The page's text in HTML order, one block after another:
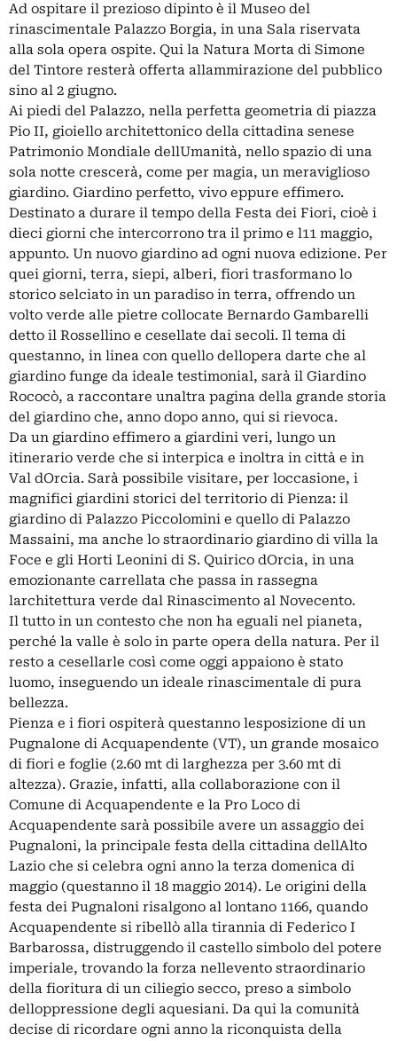
Ad ospitare il prezioso dipinto è il Museo del
rinascimentale Palazzo Borgia, in una Sala riservata
alla sola opera ospite. Qui la Natura Morta di Simone
del Tintore resterà offerta allammirazione del pubblico
sino al 2 giugno.
Ai piedi del Palazzo, nella perfetta geometria di piazza
Pio II, gioiello architettonico della cittadina senese
Patrimonio Mondiale dellUmanità, nello spazio di una
sola notte crescerà, come per magia, un meraviglioso
giardino. Giardino perfetto, vivo eppure effimero.
Destinato a durare il tempo della Festa dei Fiori, cioè i
dieci giorni che intercorrono tra il primo e l11 maggio,
appunto. Un nuovo giardino ad ogni nuova edizione. Per
quei giorni, terra, siepi, alberi, fiori trasformano lo
storico selciato in un paradiso in terra, offrendo un
volto verde alle pietre collocate Bernardo Gambarelli
detto il Rossellino e cesellate dai secoli. Il tema di
questanno, in linea con quello dellopera darte che al
giardino funge da ideale testimonial, sarà il Giardino
Rococò, a raccontare unaltra pagina della grande storia
del giardino che, anno dopo anno, qui si rievoca.
Da un giardino effimero a giardini veri, lungo un
itinerario verde che si interpica e inoltra in città e in
Val dOrcia. Sarà possibile visitare, per loccasione, i
magnifici giardini storici del territorio di Pienza: il
giardino di Palazzo Piccolomini e quello di Palazzo
Massaini, ma anche lo straordinario giardino di villa la
Foce e gli Horti Leonini di S. Quirico dOrcia, in una
emozionante carrellata che passa in rassegna
larchitettura verde dal Rinascimento al Novecento.
Il tutto in un contesto che non ha eguali nel pianeta,
perché la valle è solo in parte opera della natura. Per il
resto a cesellarle così come oggi appaiono è stato
luomo, inseguendo un ideale rinascimentale di pura
bellezza.
Pienza e i fiori ospiterà questanno lesposizione di un
Pugnalone di Acquapendente (VT), un grande mosaico
di fiori e foglie (2.60 mt di larghezza per 3.60 mt di
altezza). Grazie, infatti, alla collaborazione con il
Comune di Acquapendente e la Pro Loco di
Acquapendente sarà possibile avere un assaggio dei
Pugnaloni, la principale festa della cittadina dellAlto
Lazio che si celebra ogni anno la terza domenica di
maggio (questanno il 18 maggio 2014). Le origini della
festa dei Pugnaloni risalgono al lontano 1166, quando
Acquapendente si ribellò alla tirannia di Federico I
Barbarossa, distruggendo il castello simbolo del potere
imperiale, trovando la forza nellevento straordinario
della fioritura di un ciliegio secco, preso a simbolo
delloppressione degli aquesiani. Da qui la comunità
decise di ricordare ogni anno la riconquista della